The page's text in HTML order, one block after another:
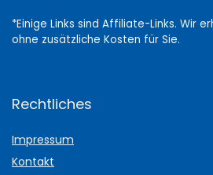
*Einige Links sind Affiliate-Links. Wir
ohne zusätzliche Kosten für Sie.
Rechtliches
Impressum
Kontakt